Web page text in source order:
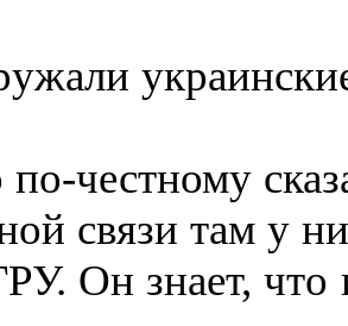
честному
связи там у
Он знает, что